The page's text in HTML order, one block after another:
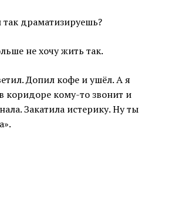
драматизируешь?
не хочу жить так.
Допил кофе и ушёл. А я
коридоре кому-то звонит и
Закатила истерику. Ну ты